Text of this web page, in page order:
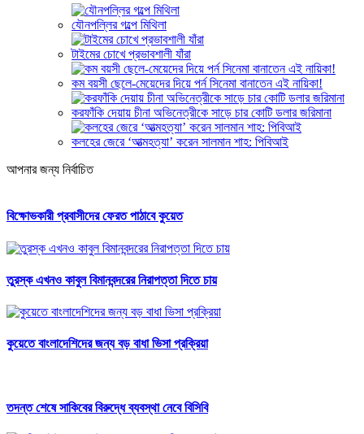
যৌনপল্লির গল্পে মিথিলা
টাইমের চোখে প্রভাবশালী যাঁরা
কম বয়সী ছেলে-মেয়েদের দিয়ে পর্ন সিনেমা বানাতেন এই নায়িকা!
করফাঁকি দেয়ায় চীনা অভিনেত্রীকে সাড়ে চার কোটি ডলার জরিমানা
কলহের জেরে ‘আত্মহত্যা’ করেন সালমান শাহ: পিবিআই
আপনার জন্য নির্বাচিত
বিক্ষোভকারী প্রবাসীদের ফেরত পাঠাবে কুয়েত
তুরস্ক এখনও কাবুল বিমানবন্দরের নিরাপত্তা দিতে চায়
কুয়েতে বাংলাদেশিদের জন্য বড় বাধা ভিসা প্রক্রিয়া
তদন্ত শেষে সাকিবের বিরুদ্ধে ব্যবস্থা নেবে বিসিবি